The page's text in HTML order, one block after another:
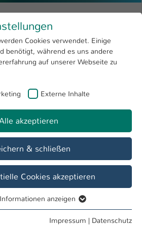
4
Open submenu
Ausbildungsintegrierte Studiengänge
überall – auch in deinem
Cookies verwendet. Einige
benötigt, während es uns andere
auf unserer Webseite zu
Externe Inhalte
akzeptieren
& schließen
Cookies akzeptieren
für grundlegende Funktionen
anzeigen
Impressum | Datenschutz